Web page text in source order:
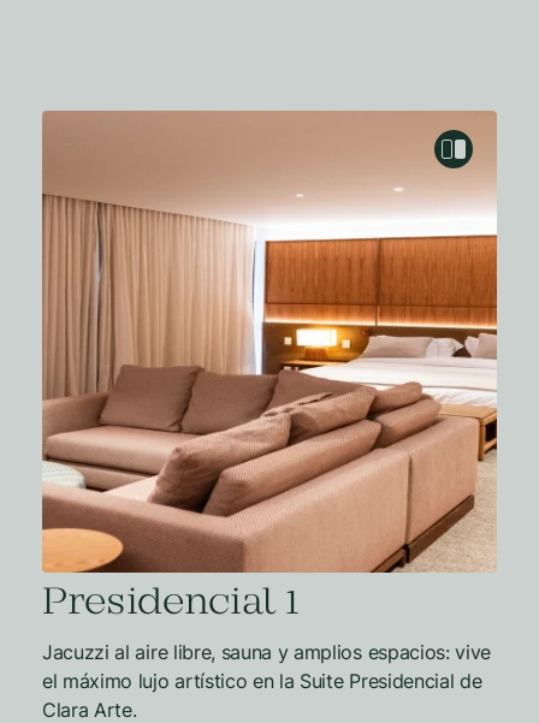
Presidencial 1
Jacuzzi al aire libre, sauna y amplios espacios: vive
el máximo lujo artístico en la Suite Presidencial de
Clara Arte.